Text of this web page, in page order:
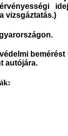
vizsgáztatás.)
.
autójára.